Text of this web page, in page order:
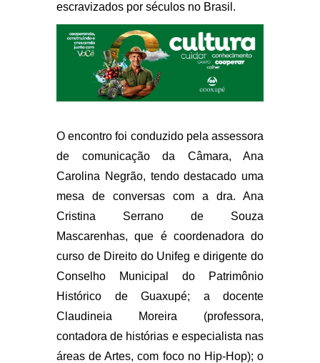
escravizados por séculos no Brasil.
O encontro foi conduzido pela assessora
de comunicação da Câmara, Ana
Carolina Negrão, tendo destacado uma
mesa de conversas com a dra. Ana
Cristina Serrano de Souza
Mascarenhas, que é coordenadora do
curso de Direito do Unifeg e dirigente do
Conselho Municipal do Patrimônio
Histórico de Guaxupé; a docente
Claudineia Moreira (professora,
contadora de histórias e especialista nas
áreas de Artes, com foco no Hip-Hop); o